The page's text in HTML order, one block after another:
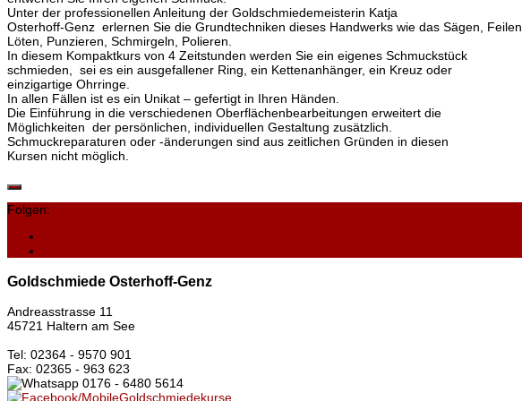
Unter der professionellen Anleitung der Goldschmiedemeisterin Katja
Osterhoff-Genz erlernen Sie die Grundtechniken dieses Handwerks wie das Sägen, Feilen,
Löten, Punzieren, Schmirgeln, Polieren.
In diesem Kompaktkurs von 4 Zeitstunden werden Sie ein eigenes Schmuckstück
schmieden, sei es ein ausgefallener Ring, ein Kettenanhänger, ein Kreuz oder
einzigartige Ohrringe.
In allen Fällen ist es ein Unikat – gefertigt in Ihren Händen.
Die Einführung in die verschiedenen Oberflächenbearbeitungen erweitert die
Möglichkeiten der persönlichen, individuellen Gestaltung zusätzlich.
Schmuckreparaturen oder -änderungen sind aus zeitlichen Gründen in diesen
Kursen nicht möglich.
Folgen:
Goldschmiede Osterhoff-Genz
Andreasstrasse 11
45721 Haltern am See
Tel: 02364 - 9570 901
Fax: 02365 - 963 623
0176 - 6480 5614
/MobileGoldschmiedekurse